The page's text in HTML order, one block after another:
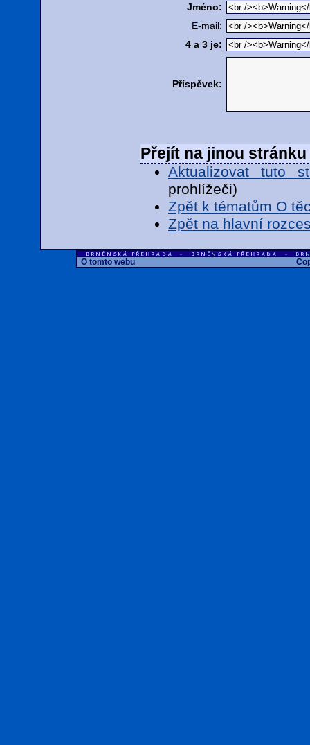
Jméno:
E-mail:
4 a 3 je:
Příspěvek:
Přejít na jinou stránku
Aktualizovat tuto
prohlížeči)
Zpět k tématům O
Zpět na hlavní
O tomto webu